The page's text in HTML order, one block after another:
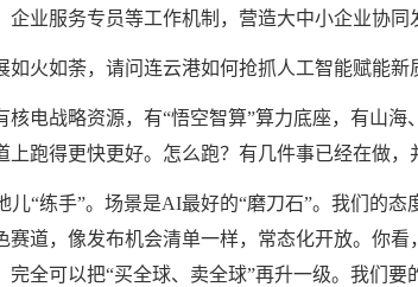
业服务专员等工作机制，营造大中小企业协同
火如荼，请问连云港如何抢抓人工智能赋能新
核电战略资源，有“悟空智算”算力底座，有山
跑得更快更好。怎么跑？有几件事已经在做，
“练手”。场景是AI最好的“磨刀石”。我们的
赛道，像发布机会清单一样，常态化开放。你
完全可以把“买全球、卖全球”再升一级。我们